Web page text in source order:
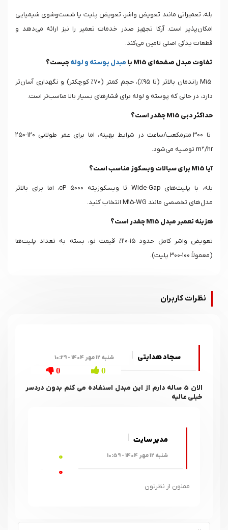
بله، تعمیراتی مانند تعویض واشر، تعویض پلیت یا شست‌وشوی شیمیایی
امکان‌پذیر است. آرکا تجهیز صدر خدمات تعمیر را نیز ارائه می‌دهد و
قطعات یدکی اصلی تامین می‌کند.
تفاوت مبدل صفحه‌ای M15 با مبدل پوسته و لولهچیست؟
M15 راندمان بالاتر (تا ۹۵%)، حجم کمتر (۷۰% کوچکتر) و نگهداری آسان‌تر
دارد، در حالی که پوسته و لوله برای فشارهای بسیار بالا مناسب‌تر است.
حداکثر دبی M15 چقدر است؟
تا ۳۰۰ مترمکعب/ساعت در شرایط بهینه، اما برای عمر طولانی ۱۲۰-۲۵۰
m³/hr توصیه می‌شود.
آیا M15 برای سیالات ویسکوز مناسب است؟
بله، با پلیت‌های Wide-Gap تا ویسکوزیته ۵۰۰۰ cP، اما برای بالاتر
مدل‌های تخصصی مانند M15-WG انتخاب کنید.
هزینه تعمیر مبدل M15 چقدر است؟
تعویض واشر کامل حدود ۱۵-۲۰% قیمت نو، بسته به تعداد پلیت‌ها
(معمولاً ۱۰۰-۳۰۰ پلیت).
نظرات کاربران
سجاد هدایتی شنبه 12 مهر 1404 - 10:29
0
0
الان 5 ساله دارم از این مبدل استفاده می کنم بدون دردسر
خیلی عالیه
مدیر سایت
شنبه 12 مهر 1404 - 10:59
0
0
ممنون از نظرتون